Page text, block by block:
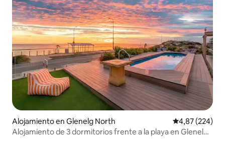
Alojamiento en Glenelg North Calificación
4,87 (224)
Alojamiento de 3 dormitorios frente a la playa en Glenelg -